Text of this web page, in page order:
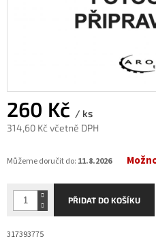
260 Kč / ks
314,60 Kč včetně DPH
cena:
Můžeme doručit do: 11.8.2026
PŘIDAT DO KOŠÍKU
317393775